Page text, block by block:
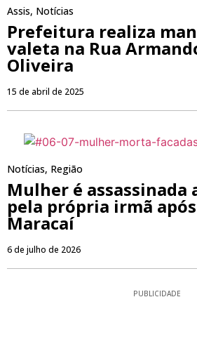
Assis, Notícias
Prefeitura realiza
valeta na Rua
Oliveira
15 de abril de 2025
Notícias, Região
Mulher é assassinada
pela própria irmã
Maracaí
6 de julho de 2026
PUBLICIDADE